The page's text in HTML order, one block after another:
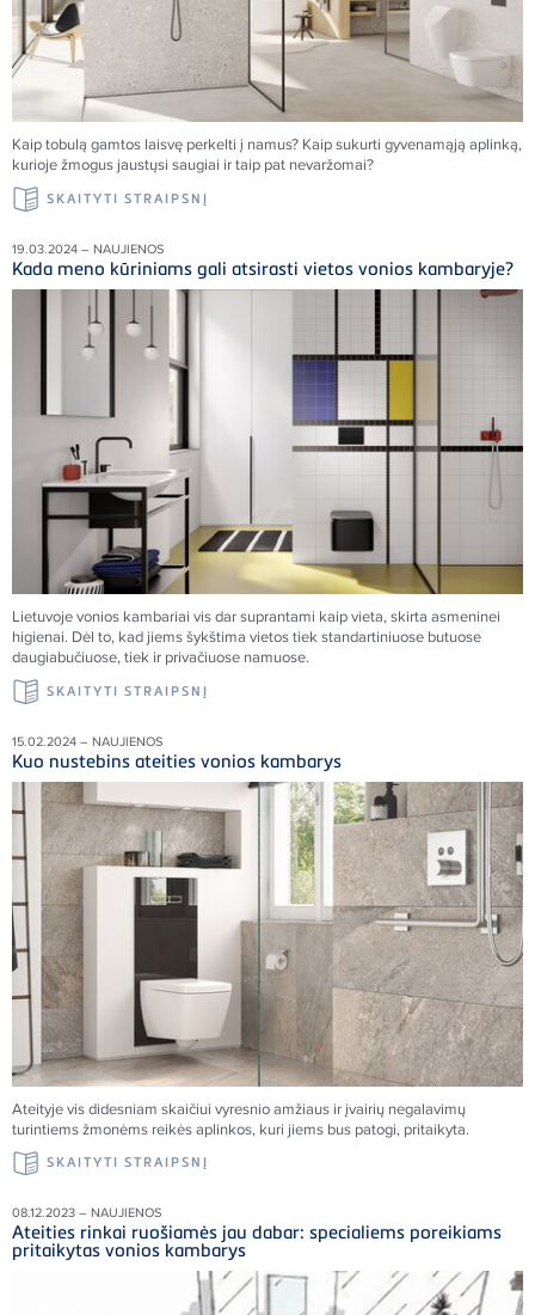
Kaip tobulą gamtos laisvę perkelti į namus? Kaip sukurti gyvenamąją aplinką,
kurioje žmogus jaustųsi saugiai ir taip pat nevaržomai?
SKAITYTI STRAIPSNĮ
19.03.2024 – NAUJIENOS
Kada meno kūriniams gali atsirasti vietos vonios kambaryje?
Lietuvoje vonios kambariai vis dar suprantami kaip vieta, skirta asmeninei
higienai. Dėl to, kad jiems šykštima vietos tiek standartiniuose butuose
daugiabučiuose, tiek ir privačiuose namuose.
SKAITYTI STRAIPSNĮ
15.02.2024 – NAUJIENOS
Kuo nustebins ateities vonios kambarys
Ateityje vis didesniam skaičiui vyresnio amžiaus ir įvairių negalavimų
turintiems žmonėms reikės aplinkos, kuri jiems bus patogi, pritaikyta.
SKAITYTI STRAIPSNĮ
08.12.2023 – NAUJIENOS
Ateities rinkai ruošiamės jau dabar: specialiems poreikiams
pritaikytas vonios kambarys